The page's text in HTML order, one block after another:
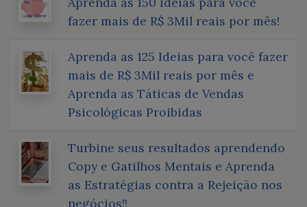
fazer mais de R$ 3Mil reais por mês!
Aprenda as 125 Ideias para você fazer
mais de R$ 3Mil reais por mês e
Aprenda as Táticas de Vendas
Psicológicas Proibidas
Turbine seus resultados aprendendo
Copy e Gatilhos Mentais e Aprenda
as Estratégias contra a Rejeição nos
negócios!!